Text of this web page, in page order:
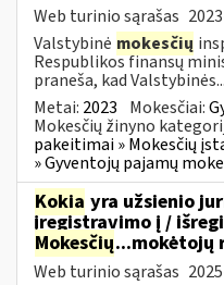
Web turinio sąrašas
Valstybinė mokesčių
Respublikos finansų
praneša, kad Valstybinės...
Metai: 2023 Mokesčiai:
Mokesčių žinyno
pakeitimai » Mokesčių
» Gyventojų pajamų
Kokia yra užsienio
įregistravimo į /
Mokesčių...mokėtojų
Web turinio sąrašas